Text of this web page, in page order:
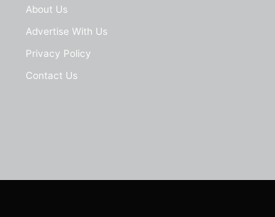
About Us
Advertise With Us
Privacy Policy
Contact Us